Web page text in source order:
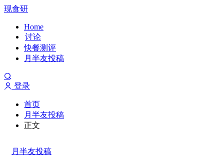
现食研
Home
讨论
快餐测评
月半友投稿
登录
首页
月半友投稿
正文
月半友投稿